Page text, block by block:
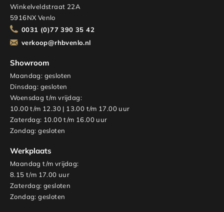
Winkelveldstraat 22A
5916NX Venlo
0031 (0)77 390 35 42
verkoop@rhbvenlo.nl
Showroom
Maandag: gesloten
Dinsdag: gesloten
Woensdag t/m vrijdag:
10.00 t/m 12.30 | 13.00 t/m 17.00 uur
Zaterdag: 10.00 t/m 16.00 uur
Zondag: gesloten
Werkplaats
Maandag t/m vrijdag:
8.15 t/m 17.00 uur
Zaterdag: gesloten
Zondag: gesloten